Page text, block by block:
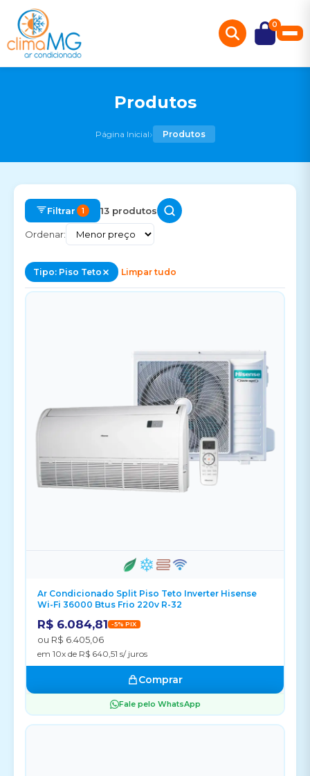
0
Produtos
Página Inicial› Produtos
Filtrar 1 13 produtos
Ordenar:
Tipo: Piso Teto Limpar tudo
Ar Condicionado Split Piso Teto Inverter Hisense
Wi-Fi 36000 Btus Frio 220v R-32
R$ 6.084,81 -5% PIX
ou R$ 6.405,06
em 10x de R$ 640,51 s/ juros
Comprar
Fale pelo WhatsApp